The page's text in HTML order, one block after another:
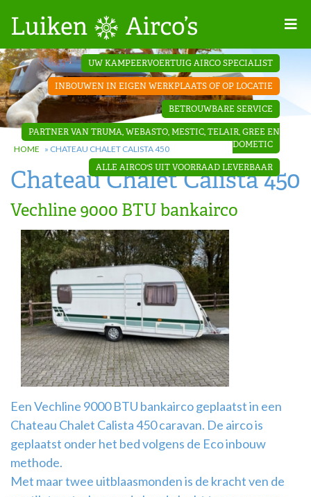
Projecten
Contact
Dakopbouw
airco’s
‘Onder de
bank’ airco’s
‘Teleco
Ultra
Comfort ‘
airco
Airco
montage
UW KAMPEERVOERTUIG AIRCO SPECIALIST
INBOUWEN IN EIGEN WERKPLAATS OF OP LOCATIE
BETROUWBARE SERVICE
PARTNER VAN TRUMA, WEBASTO, MESTIC, TELAIR, GREE EN
DOMETIC
ALLE AIRCO'S UIT VOORRAAD LEVERBAAR
HOME » CHATEAU CHALET CALISTA 450
Chateau Chalet Calista 450
Vechline 9000 BTU bankairco
Een Vechline 9000 BTU bankairco geplaatst in een
Chateau Chalet Calista 450 caravan. De airco is
geplaatst onder het bed volgens de Eco inbouw
methode.
Met maar twee uitblaasmonden is de kracht ven de